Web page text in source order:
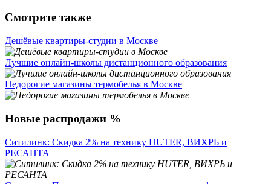
Смотрите также
Дешёвые квартиры-студии в Москве
Лучшие онлайн-школы дистанционного образования
Недорогие магазины термобелья в Москве
Новые распродажи %
Ситилинк: Скидка 2% на технику HUTER, ВИХРЬ и
РЕСАНТА